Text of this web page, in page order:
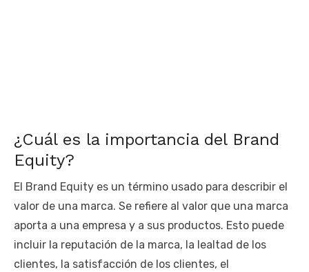
¿Cuál es la importancia del Brand
Equity?
El Brand Equity es un término usado para describir el
valor de una marca. Se refiere al valor que una marca
aporta a una empresa y a sus productos. Esto puede
incluir la reputación de la marca, la lealtad de los
clientes, la satisfacción de los clientes, el